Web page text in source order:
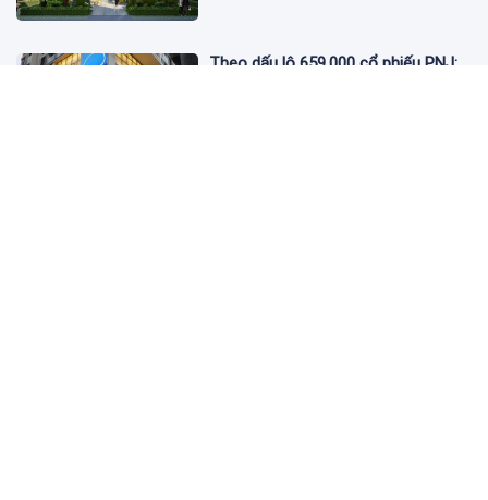
Theo dấu lô 659.000 cổ phiếu PNJ: